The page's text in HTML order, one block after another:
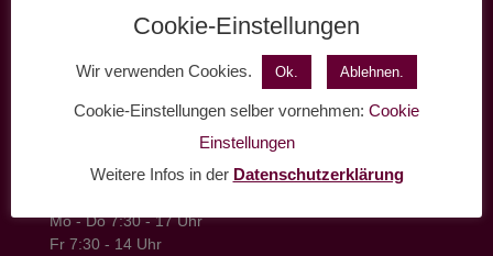
Tel.: 0381 37 50 77 22
Öffnungszeiten:
Sa 11 - 17 Uhr
18182 Bentwisch
Mo - Do 7:30 - 17 Uhr
Fr 7:30 - 14 Uhr
Cookie-Einstellungen
Wir verwenden Cookies. Ok. Ablehnen.
Cookie-Einstellungen selber vornehmen: Cookie
Einstellungen
Weitere Infos in der Datenschutzerklärung